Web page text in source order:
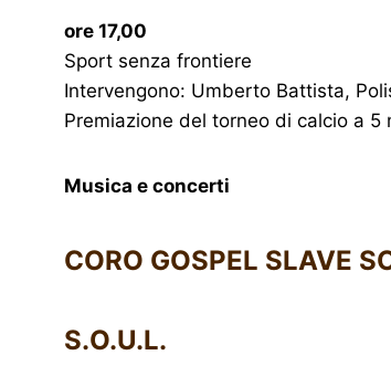
ore 17,00
Sport senza frontiere
Intervengono: Umberto Battista,
Premiazione del torneo di calcio a 5
Musica e concerti
CORO GOSPEL SLAVE
S.O.U.L.